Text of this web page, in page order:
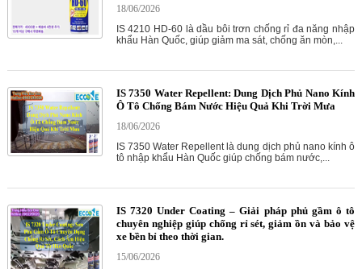
18/06/2026
IS 4210 HD-60 là dầu bôi trơn chống rỉ đa năng nhập
khẩu Hàn Quốc, giúp giảm ma sát, chống ăn mòn,...
IS 7350 Water Repellent: Dung Dịch Phủ Nano Kính
Ô Tô Chống Bám Nước Hiệu Quả Khi Trời Mưa
18/06/2026
IS 7350 Water Repellent là dung dịch phủ nano kính ô
tô nhập khẩu Hàn Quốc giúp chống bám nước,...
IS 7320 Under Coating – Giải pháp phủ gầm ô tô
chuyên nghiệp giúp chống rỉ sét, giảm ồn và bảo vệ
xe bền bỉ theo thời gian.
15/06/2026